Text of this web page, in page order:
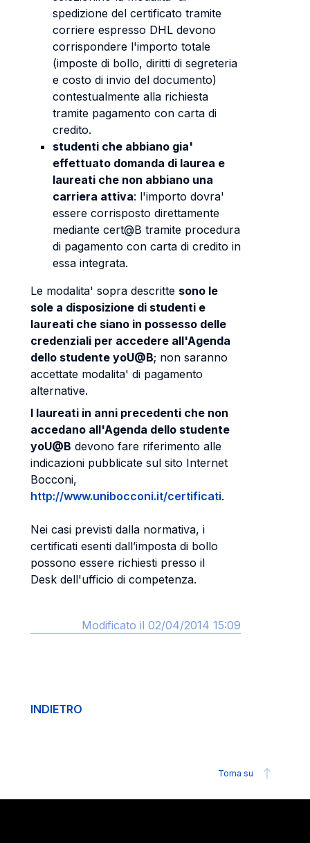
spedizione del certificato tramite
corriere espresso DHL devono
corrispondere l'importo totale
(imposte di bollo, diritti di segreteria
e costo di invio del documento)
contestualmente alla richiesta
tramite pagamento con carta di
credito.
studenti che abbiano gia'
effettuato domanda di laurea e
laureati che non abbiano una
carriera attiva: l'importo dovra'
essere corrisposto direttamente
mediante cert@B tramite procedura
di pagamento con carta di credito in
essa integrata.
Le modalita' sopra descritte sono le
sole a disposizione di studenti e
laureati che siano in possesso delle
credenziali per accedere all'Agenda
dello studente yoU@B; non saranno
accettate modalita' di pagamento
alternative.
I laureati in anni precedenti che non
accedano all'Agenda dello studente
yoU@B devono fare riferimento alle
indicazioni pubblicate sul sito Internet
Bocconi,
http://www.unibocconi.it/certificati.
Nei casi previsti dalla normativa, i
certificati esenti dall’imposta di bollo
possono essere richiesti presso il
Desk dell'ufficio di competenza.
Modificato il 02/04/2014 15:09
INDIETRO
Torna su